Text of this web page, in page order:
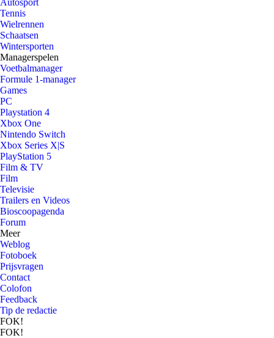
Autosport
Tennis
Wielrennen
Schaatsen
Wintersporten
Managerspelen
Voetbalmanager
Formule 1-manager
Games
PC
Playstation 4
Xbox One
Nintendo Switch
Xbox Series X|S
PlayStation 5
Film & TV
Film
Televisie
Trailers en Videos
Bioscoopagenda
Forum
Meer
Weblog
Fotoboek
Prijsvragen
Contact
Colofon
Feedback
Tip de redactie
FOK!
FOK!